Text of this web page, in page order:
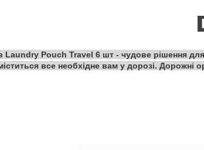
Laundry Pouch Travel 6 шт - чудове рішення для
все необхідне вам у дорозі. Дорожні